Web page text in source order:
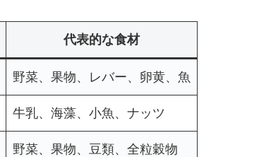
代表的な食材
野菜、果物、レバー、卵黄、魚
牛乳、海藻、小魚、ナッツ
野菜、果物、豆類、全粒穀物